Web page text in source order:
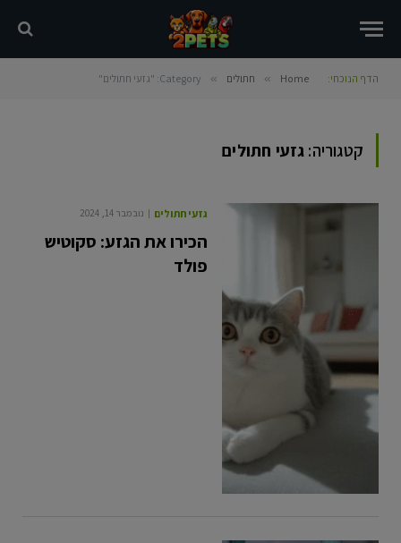
הדף הנוכחי: Home
» חתולים » Category: "גזעי חתולים"
קטגוריה: גזעי חתולים
גזעי חתולים נובמבר 14, 2024
הכירו את הגזע: סקוטיש
פולד